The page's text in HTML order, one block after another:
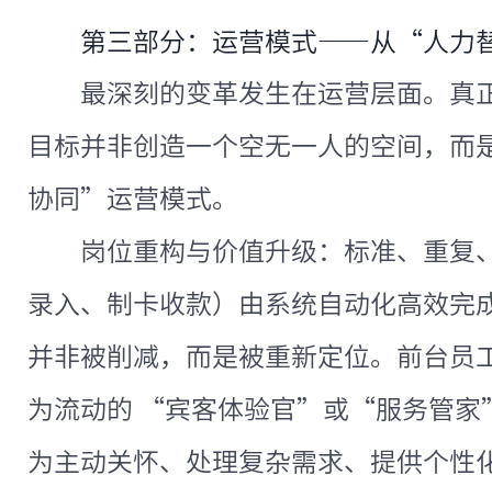
第三部分：运营模式——从“人
最深刻的变革发生在运营层面。真
目标并非创造一个空无一人的空间，
协同”运营模式。
岗位重构与价值升级：标准、重复
录入、制卡收款）由系统自动化高效完
并非被削减，而是被重新定位。前台
为流动的 “宾客体验官”或“服务管家
为主动关怀、处理复杂需求、提供个性